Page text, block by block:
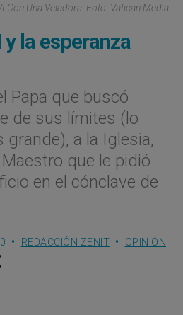
Con Una Veladora. Foto: Vatican Media
y la esperanza
Papa que buscó
de sus límites (lo
grande), a la Iglesia,
que le pidió
en el cónclave de
REDACCIÓN ZENIT OPINIÓN